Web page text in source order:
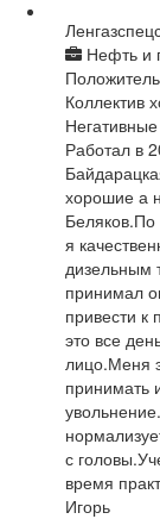
Нефть и
Коллектив
Работал в
хорошие а
Беляков.По
я
дизельным
принимал
привести к
это все
лицо.Меня
принимать
с
время
Игорь